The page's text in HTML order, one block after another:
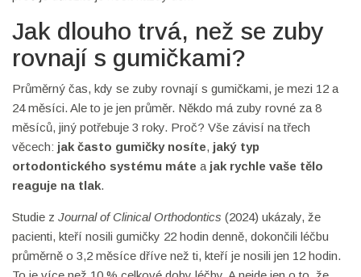
Jak dlouho trvá, než se zuby
rovnají s gumičkami?
Průměrný čas, kdy se zuby rovnají s gumičkami, je mezi 12 a
24 měsíci. Ale to je jen průměr. Někdo má zuby rovné za 8
měsíců, jiný potřebuje 3 roky. Proč? Vše závisí na třech
věcech: jak často gumičky nosíte, jaký typ
ortodontického systému máte a jak rychle vaše tělo
reaguje na tlak.
Studie z Journal of Clinical Orthodontics (2024) ukázaly, že
pacienti, kteří nosili gumičky 22 hodin denně, dokončili léčbu
průměrně o 3,2 měsíce dříve než ti, kteří je nosili jen 12 hodin.